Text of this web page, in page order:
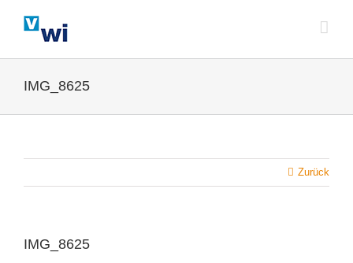
IMG_8625
Zurück
IMG_8625